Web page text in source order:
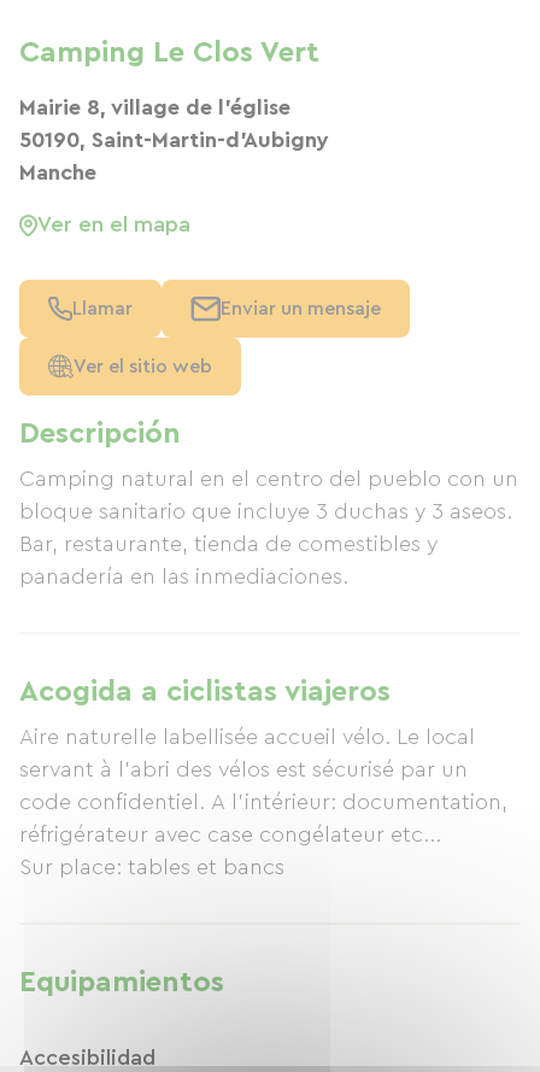
Descripción
Camping natural en el centro del pueblo con un
bloque sanitario que incluye 3 duchas y 3 aseos.
Bar, restaurante, tienda de comestibles y
panadería en las inmediaciones.
Acogida a ciclistas viajeros
Aire naturelle labellisée accueil vélo. Le local
servant à l'abri des vélos est sécurisé par un
code confidentiel. A l'intérieur: documentation,
réfrigérateur avec case congélateur etc...
Equipamientos
Accesibilidad
Camping Le Clos Vert
Mairie 8, village de l'église
50190, Saint-Martin-d'Aubigny
Manche
Ver en el mapa
Llamar Enviar un mensaje
Ver el sitio web